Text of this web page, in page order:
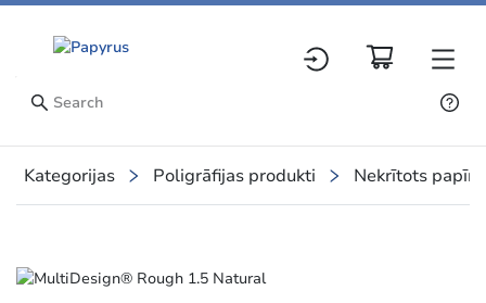
Kategorijas Poligrāfijas produkti Nekrītots papīrs
Slide 1 of 1